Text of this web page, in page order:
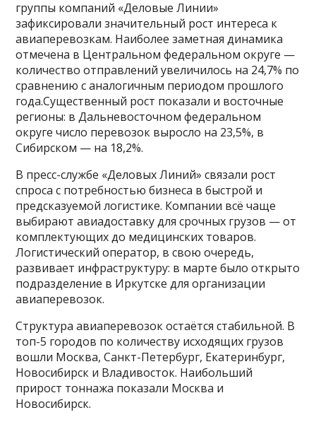
группы компаний «Деловые Линии»
зафиксировали значительный рост интереса к
авиаперевозкам. Наиболее заметная динамика
отмечена в Центральном федеральном округе —
количество отправлений увеличилось на 24,7% по
сравнению с аналогичным периодом прошлого
года.Существенный рост показали и восточные
регионы: в Дальневосточном федеральном
округе число перевозок выросло на 23,5%, в
Сибирском — на 18,2%.
В пресс-службе «Деловых Линий» связали рост
спроса с потребностью бизнеса в быстрой и
предсказуемой логистике. Компании всё чаще
выбирают авиадоставку для срочных грузов — от
комплектующих до медицинских товаров.
Логистический оператор, в свою очередь,
развивает инфраструктуру: в марте было открыто
подразделение в Иркутске для организации
авиаперевозок.
Структура авиаперевозок остаётся стабильной. В
топ-5 городов по количеству исходящих грузов
вошли Москва, Санкт-Петербург, Екатеринбург,
Новосибирск и Владивосток. Наибольший
прирост тоннажа показали Москва и
Новосибирск.